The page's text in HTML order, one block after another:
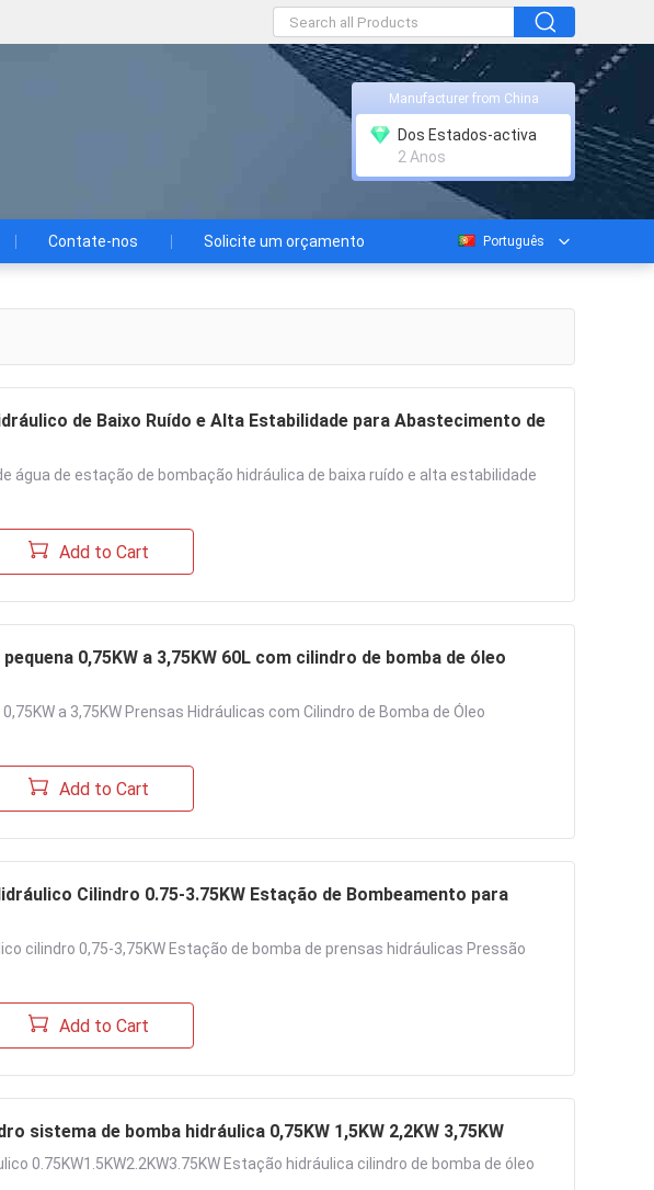
Manufacturer from China
Dos Estados-activa
2 Anos
Contate-nos Solicite um orçamento Português
de Baixo Ruído e Alta Estabilidade para Abastecimento de
água de estação de bombação hidráulica de baixa ruído e alta estabilidade
Add to Cart
0,75KW a 3,75KW 60L com cilindro de bomba de óleo
a 3,75KW Prensas Hidráulicas com Cilindro de Bomba de Óleo
Add to Cart
Cilindro 0.75-3.75KW Estação de Bombeamento para
cilindro 0,75-3,75KW Estação de bomba de prensas hidráulicas Pressão
Add to Cart
sistema de bomba hidráulica 0,75KW 1,5KW 2,2KW 3,75KW
0.75KW1.5KW2.2KW3.75KW Estação hidráulica cilindro de bomba de óleo